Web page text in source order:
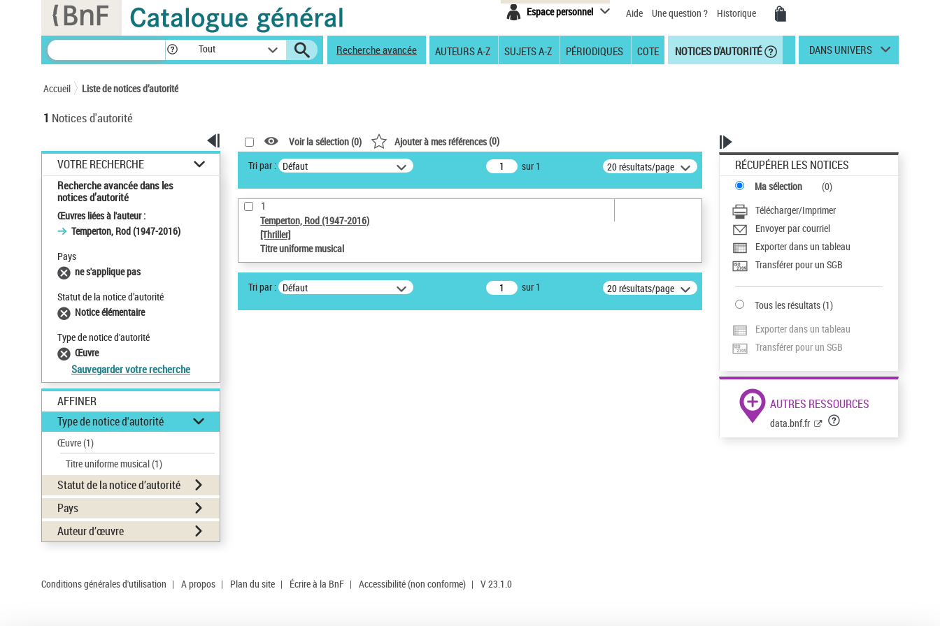
Espace personnel Aide Une question ? Historique
Tout Recherche avancée AUTEURS A-Z SUJETS A-Z PÉRIODIQUES COTE NOTICES D'AUTORITÉ DANS UNIVERS
Accueil Liste de notices d’autorité
1 Notices d'autorité
VOTRE RECHERCHE
Recherche avancée dans les
notices d’autorité
Œuvres liées à l'auteur :
Temperton, Rod (1947-2016)
Pays
ne s'applique pas
Statut de la notice d’autorité
Notice élémentaire
Type de notice d'autorité
Œuvre
Sauvegarder votre recherche
AFFINER
Type de notice d'autorité
Œuvre(1)
Titre uniforme musical(1)
Statut de la notice d’autorité
Pays
Auteur d’œuvre
Voir la sélection (0) Ajouter à mes références(0)
Tri par : Défaut sur 1 20 résultats/page
1
Temperton, Rod (1947-2016)
[Thriller]
Titre uniforme musical
Tri par : Défaut sur 1 20 résultats/page
RÉCUPÉRER LES NOTICES
Ma sélection (0)
Télécharger/Imprimer
Envoyer par courriel
Exporter dans un tableau
Transférer pour un SGB
Tous les résultats(1)
Exporter dans un tableau
Transférer pour un SGB
AUTRES RESSOURCES
data.bnf.fr
Conditions générales d'utilisation | A propos | Plan du site | Écrire à la BnF | Accessibilité (non conforme) | V 23.1.0
Panneau de gestion des cookies